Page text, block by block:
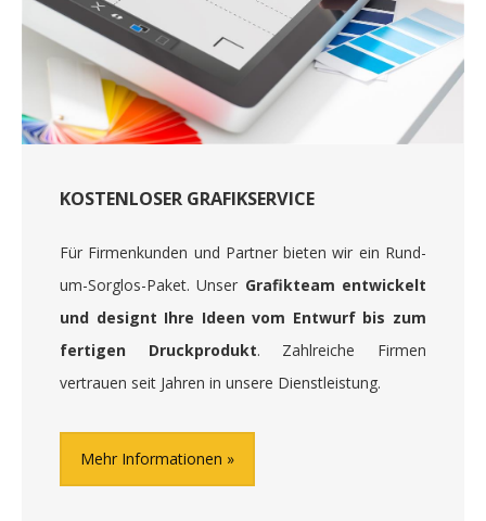
KOSTENLOSER GRAFIKSERVICE
Für Firmenkunden und Partner bieten wir ein Rund-
um-Sorglos-Paket. Unser Grafikteam entwickelt
und designt Ihre Ideen vom Entwurf bis zum
fertigen Druckprodukt. Zahlreiche Firmen
vertrauen seit Jahren in unsere Dienstleistung.
Mehr Informationen